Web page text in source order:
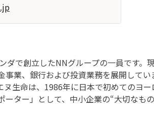
ダで創立したNNグループの一員です。
事業、銀行および投資業務を展開して
生命は、1986年に日本で初めてのヨ
ター」として、中小企業の“大切なも